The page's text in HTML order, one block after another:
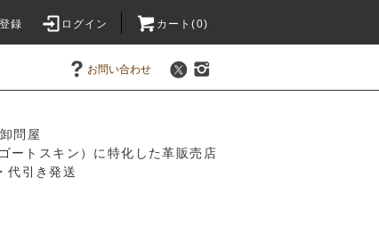
録 ログイン カート(0)
お問い合わせ
問屋
ートスキン）に特化した革販売店
引き発送